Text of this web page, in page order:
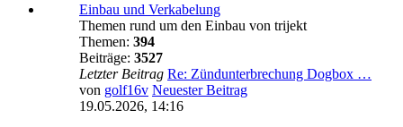
Einbau und Verkabelung
Themen rund um den Einbau von trijekt
Themen: 394
Beiträge: 3527
Letzter Beitrag Re: Zündunterbrechung Dogbox …
von golf16v Neuester Beitrag
19.05.2026, 14:16